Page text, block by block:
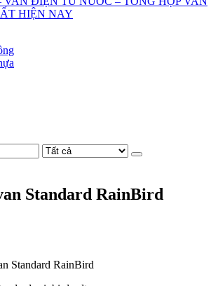
Standard RainBird
Standard RainBird